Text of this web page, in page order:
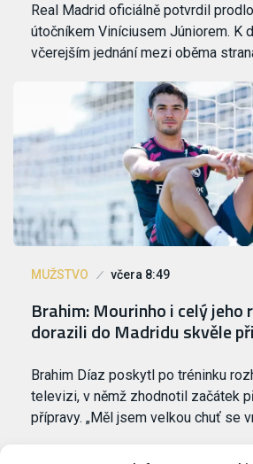
Real Madrid oficiálně potvrdil
útočníkem Viníciusem Júniorem. K
včerejším jednání mezi oběma
MUŽSTVO včera 8:49
Brahim: Mourinho i celý jeho
dorazili do Madridu skvěle
Brahim Díaz poskytl po tréninku
televizi, v němž zhodnotil začátek
přípravy. „Měl jsem velkou chuť se